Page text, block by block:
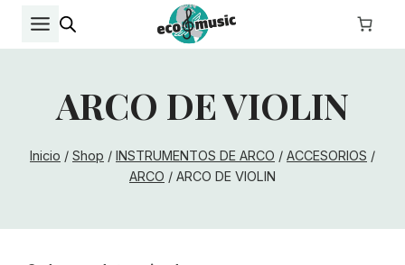
ARCO DE VIOLIN
Inicio / Shop / INSTRUMENTOS DE ARCO / ACCESORIOS /
ARCO / ARCO DE VIOLIN